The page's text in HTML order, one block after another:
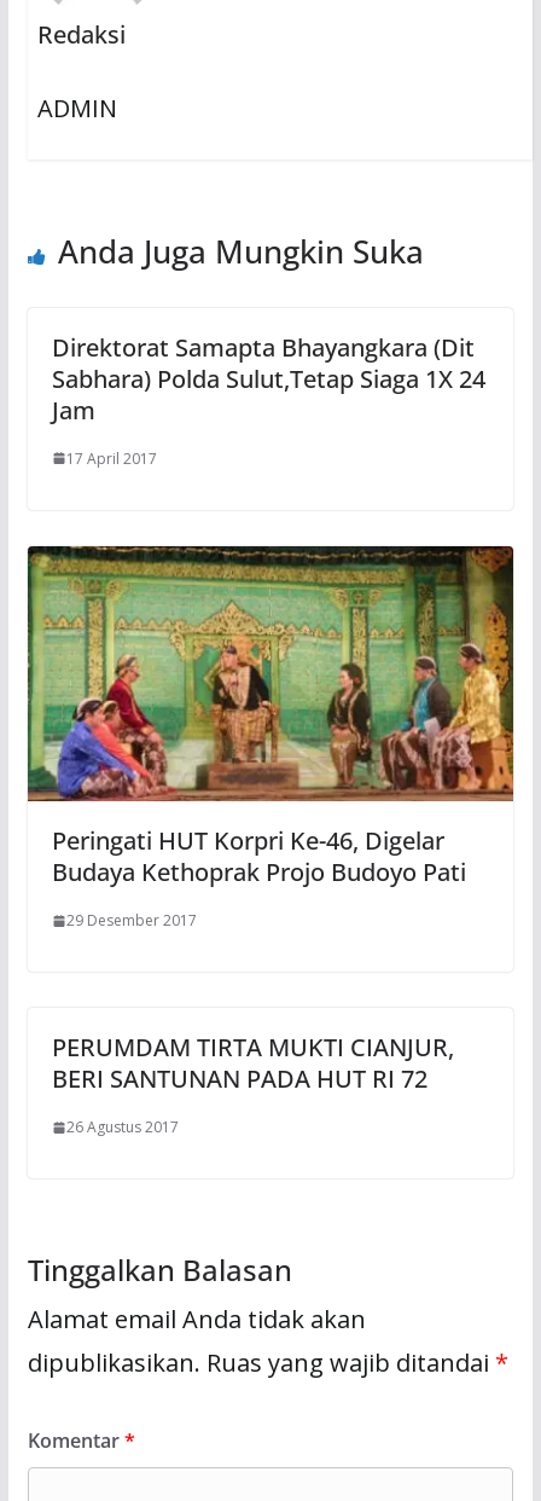
Redaksi
ADMIN
Anda Juga Mungkin Suka
Direktorat Samapta Bhayangkara (Dit
Sabhara) Polda Sulut,Tetap Siaga 1X 24
Jam
17 April 2017
Peringati HUT Korpri Ke-46, Digelar
Budaya Kethoprak Projo Budoyo Pati
29 Desember 2017
PERUMDAM TIRTA MUKTI CIANJUR,
BERI SANTUNAN PADA HUT RI 72
26 Agustus 2017
Tinggalkan Balasan
Alamat email Anda tidak akan
dipublikasikan. Ruas yang wajib ditandai *
Komentar*